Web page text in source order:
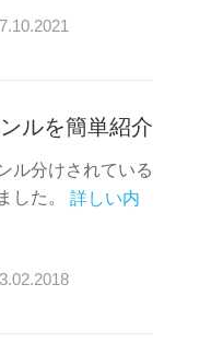
ルを簡単紹介
ル分けされている
した。 詳しい内